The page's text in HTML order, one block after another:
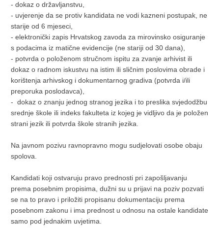
- dokaz o državljanstvu,
- uvjerenje da se protiv kandidata ne vodi kazneni postupak, ne
starije od 6 mjeseci,
- elektronički zapis Hrvatskog zavoda za mirovinsko osiguranje
s podacima iz matične evidencije (ne stariji od 30 dana),
- potvrda o položenom stručnom ispitu za zvanje arhivist ili
dokaz o radnom iskustvu na istim ili sličnim poslovima obrade i
korištenja arhivskog i dokumentarnog gradiva (potvrda i/ili
preporuka poslodavca),
- dokaz o znanju jednog stranog jezika i to preslika svjedodžbu
srednje škole ili indeks fakulteta iz kojeg je vidljivo da je položen
strani jezik ili potvrda škole stranih jezika.
Na javnom pozivu ravnopravno mogu sudjelovati osobe obaju
spolova.
Kandidati koji ostvaruju pravo prednosti pri zapošljavanju
prema posebnim propisima, dužni su u prijavi na poziv pozvati
se na to pravo i priložiti propisanu dokumentaciju prema
posebnom zakonu i ima prednost u odnosu na ostale kandidate
samo pod jednakim uvjetima.